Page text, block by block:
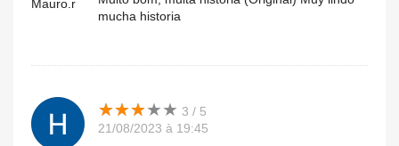
Mauro.r
mucha historia
★★★★★
★★★★★ 3 / 5
21/08/2023 à 19:45